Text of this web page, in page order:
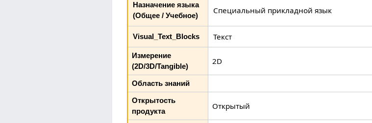
Назначение языка
(Общее / Учебное)
Специальный прикладной язык
Visual_Text_Blocks Текст
Измерение
(2D/3D/Tangible)
2D
Область знаний
Открытость
продукта
Открытый